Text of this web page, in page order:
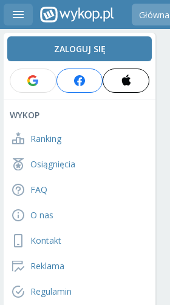
Główna
ZALOGUJ SIĘ
WYKOP
Ranking
Osiągnięcia
FAQ
O nas
Kontakt
Reklama
Regulamin